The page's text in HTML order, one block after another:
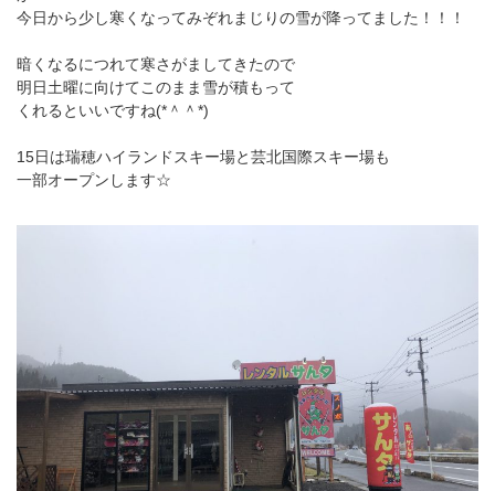
今日から少し寒くなってみぞれまじりの雪が降ってました！！！
暗くなるにつれて寒さがましてきたので
明日土曜に向けてこのまま雪が積もって
くれるといいですね(*＾＾*)
15日は瑞穂ハイランドスキー場と芸北国際スキー場も
一部オープンします☆